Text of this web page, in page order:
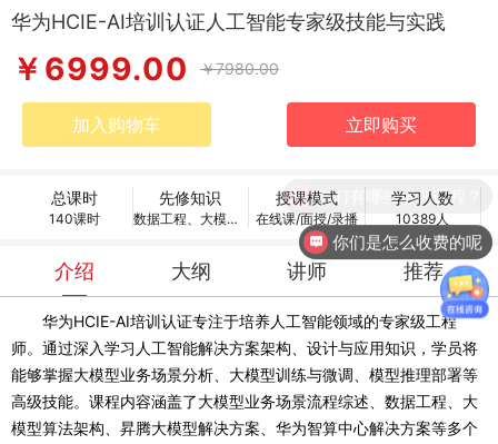
华为HCIE-AI培训认证人工智能专家级技能与实践
￥6999.00 ￥7980.00
加入购物车 立即购买
总课时
140课时
先修知识
数据工程、大模型算法架构、华为智算中心解决方案、模型微调和安全治理
授课模式
在线课/面授/录播
学习人数
10389人
介绍 大纲 讲师 推荐
华为HCIE-AI培训认证专注于培养人工智能领域的专家级工程
师。通过深入学习人工智能解决方案架构、设计与应用知识，学员将
能够掌握大模型业务场景分析、大模型训练与微调、模型推理部署等
高级技能。课程内容涵盖了大模型业务场景流程综述、数据工程、大
模型算法架构、昇腾大模型解决方案、华为智算中心解决方案等多个
你们有哪些培训课程？
你们是怎么收费的呢